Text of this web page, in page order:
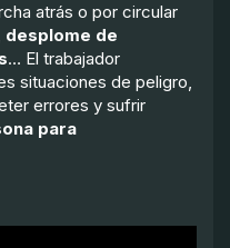
atrás o por circular
desplome de
… El trabajador
situaciones de peligro,
errores y sufrir
para